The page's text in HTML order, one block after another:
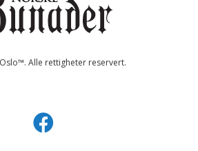
Alle rettigheter reservert.